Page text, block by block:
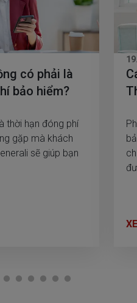
có phải là
bảo hiểm?
thời hạn đóng phí
gặp mà khách
sẽ giúp bạn